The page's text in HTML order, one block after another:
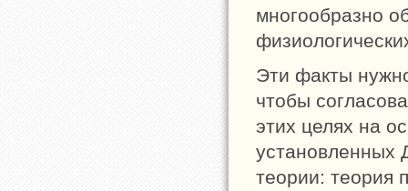
многообразно
Эти факты
чтобы
этих целях на
установленных
теории: теория